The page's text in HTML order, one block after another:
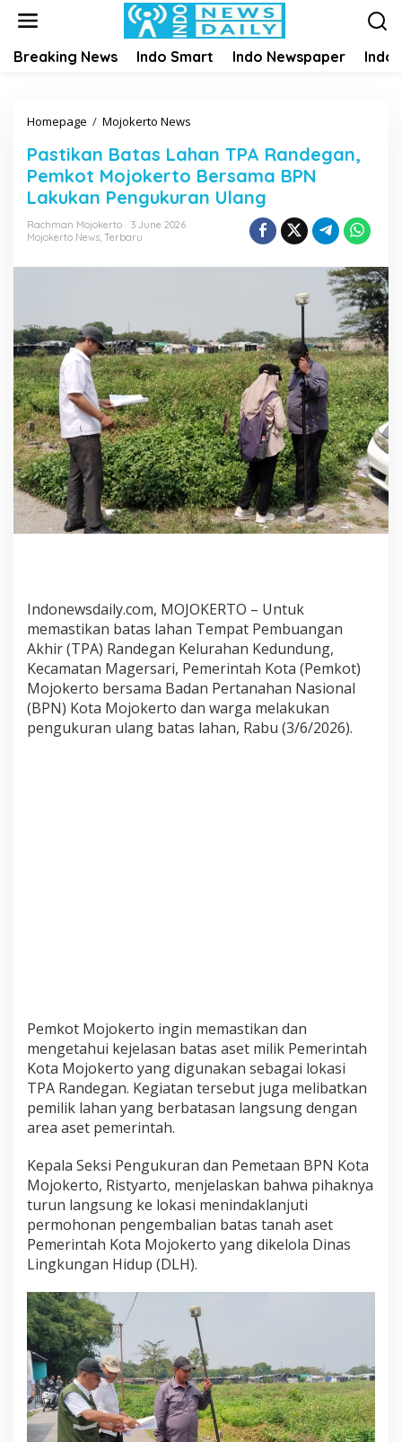
Breaking News Indo Smart Indo Newspaper Indo
Homepage / Mojokerto News
s
i
B
s
L
a
h
a
n
T
P
A
R
a
n
a
n
,
e
m
k
o
a
B
P
N
L
u
k
a
n
P
e
n
g
u
k
r
a
n
U
l
Pastikan Batas Lahan TPA Randegan,
Pemkot Mojokerto Bersama BPN
Lakukan Pengukuran Ulang
Rachman Mojokerto
3 June 2026
Mojokerto News, Terbaru
Indonewsdaily.com, MOJOKERTO – Untuk
memastikan batas lahan Tempat Pembuangan
Akhir (TPA) Randegan Kelurahan Kedundung,
Kecamatan Magersari, Pemerintah Kota (Pemkot)
Mojokerto bersama Badan Pertanahan Nasional
(BPN) Kota Mojokerto dan warga melakukan
pengukuran ulang batas lahan, Rabu (3/6/2026).
Pemkot Mojokerto ingin memastikan dan
mengetahui kejelasan batas aset milik Pemerintah
Kota Mojokerto yang digunakan sebagai lokasi
TPA Randegan. Kegiatan tersebut juga melibatkan
pemilik lahan yang berbatasan langsung dengan
area aset pemerintah.
Kepala Seksi Pengukuran dan Pemetaan BPN Kota
Mojokerto, Ristyarto, menjelaskan bahwa pihaknya
turun langsung ke lokasi menindaklanjuti
permohonan pengembalian batas tanah aset
Pemerintah Kota Mojokerto yang dikelola Dinas
Lingkungan Hidup (DLH).